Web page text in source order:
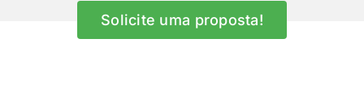
Solicite uma proposta!